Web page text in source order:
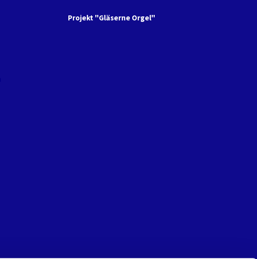
Projekt "Gläserne Orgel"